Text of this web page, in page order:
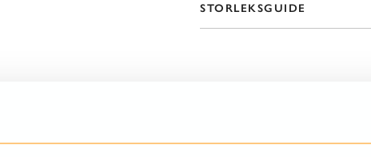
STORLEKSGUIDE